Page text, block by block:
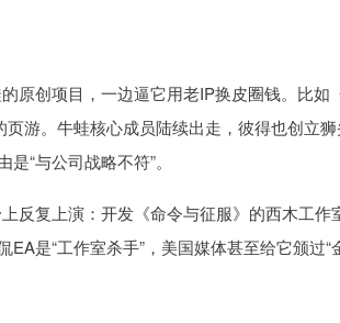
原创项目，一边逼它用老IP换皮圈钱。比
页游。牛蛙核心成员陆续出走，彼得也创立
“与公司战略不符”。
反复上演：开发《命令与征服》的西木工
EA是“工作室杀手”，美国媒体甚至给它颁过“